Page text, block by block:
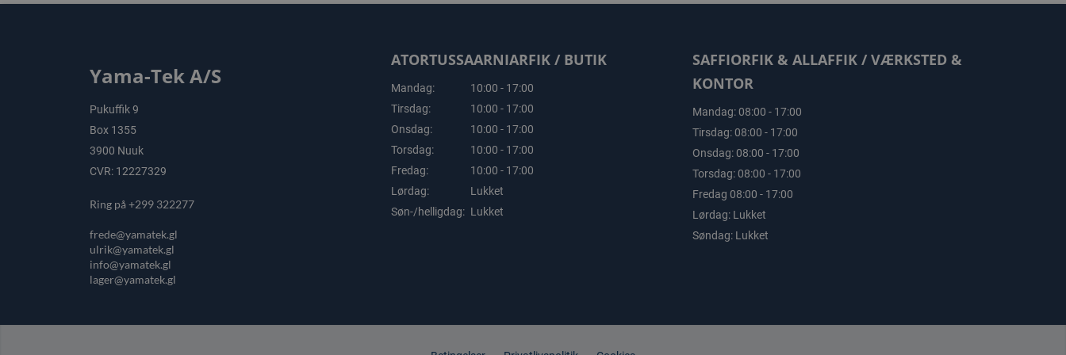
Yama-Tek A/S
Pukuffik 9
Box 1355
3900 Nuuk
CVR: 12227329
Ring på +299 322277
frede@yamatek.gl
ulrik@yamatek.gl
info@yamatek.gl
lager@yamatek.gl
ATORTUSSAARNIARFIK / BUTIK
Mandag:
10:00 - 17:00
Tirsdag:
10:00 - 17:00
Onsdag:
10:00 - 17:00
Torsdag:
10:00 - 17:00
Fredag:
10:00 - 17:00
Lørdag:
Lukket
Søn-/helligdag: Lukket
SAFFIORFIK & ALLAFFIK / VÆRKSTED &
KONTOR
Mandag: 08:00 - 17:00
Tirsdag: 08:00 - 17:00
Onsdag: 08:00 - 17:00
Torsdag: 08:00 - 17:00
Fredag 08:00 - 17:00
Lørdag: Lukket
Søndag: Lukket